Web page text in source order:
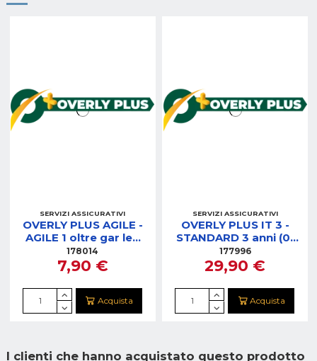
SERVIZI ASSICURATIVI
OVERLY PLUS AGILE -
AGILE 1 oltre gar leg
anni (0-75)
178014
7,90 €
Acquista
SERVIZI ASSICURATIVI
OVERLY PLUS IT 3 -
STANDARD 3 anni (0-
200)
177996
29,90 €
Acquista
I clienti che hanno acquistato questo prodotto